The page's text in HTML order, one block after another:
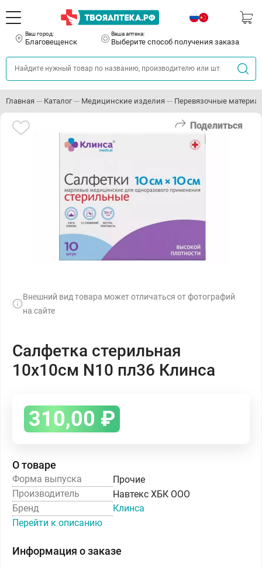
Ваш город:
Благовещенск
Ваша аптека:
Выберите способ получения заказа
Главная Каталог Медицинские изделия Перевязочные
Поделиться
Внешний вид товара может отличаться от фотографий
на сайте
Салфетка стерильная
10х10см N10 пл36 Клинса
310,00 ₽
О товаре
Форма выпуска
Прочие
Производитель
Навтекс ХБК ООО
Бренд
Клинса
Перейти к описанию
Информация о заказе